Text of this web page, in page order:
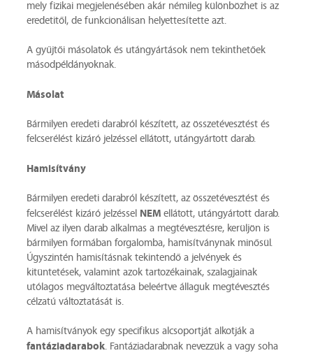
mely fizikai megjelenésében akár némileg különbözhet is az
eredetitől, de funkcionálisan helyettesítette azt.
A gyűjtői másolatok és utángyártások nem tekinthetőek
másodpéldányoknak.
Másolat
Bármilyen eredeti darabról készített, az összetévesztést és
felcserélést kizáró jelzéssel ellátott, utángyártott darab.
Hamisítvány
Bármilyen eredeti darabról készített, az összetévesztést és
felcserélést kizáró jelzéssel NEM ellátott, utángyártott darab.
Mivel az ilyen darab alkalmas a megtévesztésre, kerüljön is
bármilyen formában forgalomba, hamisítványnak minősül.
Úgyszintén hamisításnak tekintendő a jelvények és
kitüntetések, valamint azok tartozékainak, szalagjainak
utólagos megváltoztatása beleértve állaguk megtévesztés
célzatú változtatását is.
A hamisítványok egy specifikus alcsoportját alkotják a
fantáziadarabok. Fantáziadarabnak nevezzük a vagy soha